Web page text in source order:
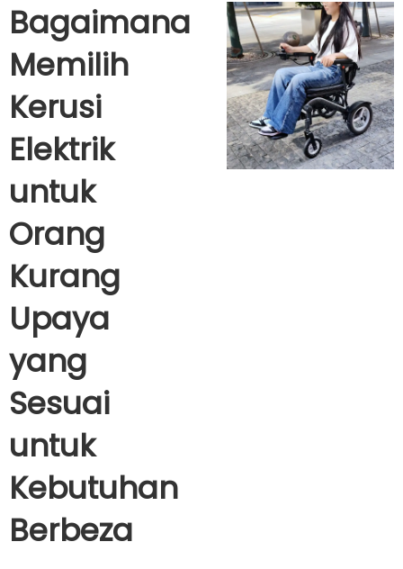
Bagaimana
Memilih
Kerusi
Elektrik
untuk
Orang
Kurang
Upaya
yang
Sesuai
untuk
Kebutuhan
Berbeza